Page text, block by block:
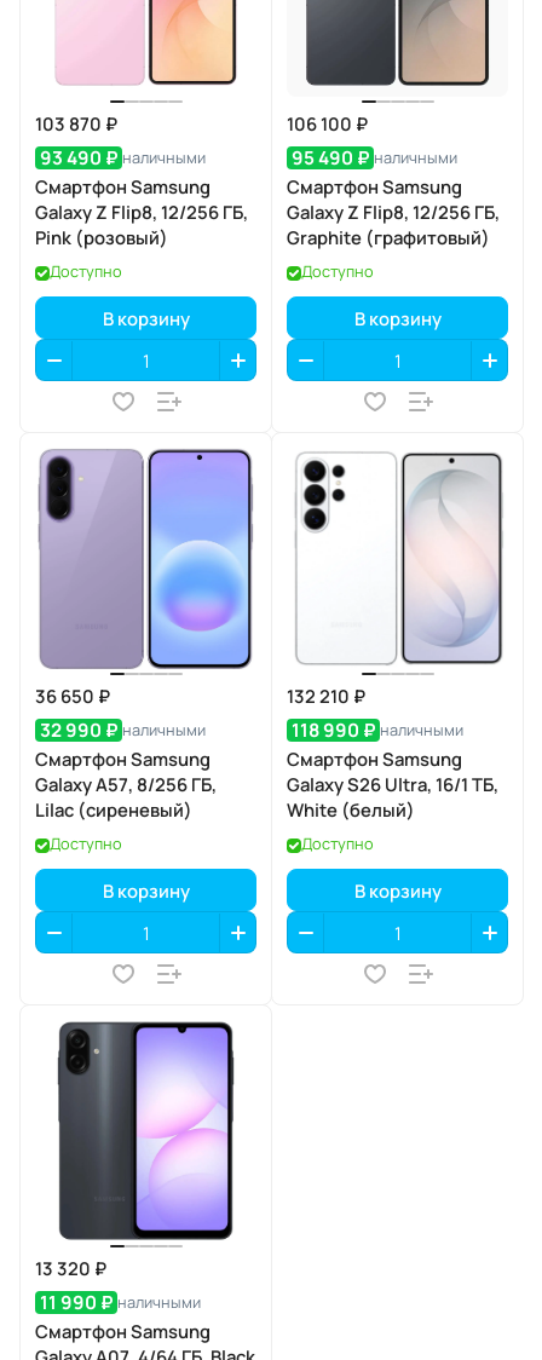
103 870 ₽
93 490 ₽ наличными
Смартфон Samsung
Galaxy Z Flip8, 12/256 ГБ,
Pink (розовый)
Доступно
В корзину
106 100 ₽
95 490 ₽ наличными
Смартфон Samsung
Galaxy Z Flip8, 12/256 ГБ,
Graphite (графитовый)
Доступно
В корзину
36 650 ₽
32 990 ₽ наличными
Смартфон Samsung
Galaxy A57, 8/256 ГБ,
Lilac (сиреневый)
Доступно
В корзину
132 210 ₽
118 990 ₽ наличными
Смартфон Samsung
Galaxy S26 Ultra, 16/1 ТБ,
White (белый)
Доступно
В корзину
13 320 ₽
11 990 ₽ наличными
Смартфон Samsung